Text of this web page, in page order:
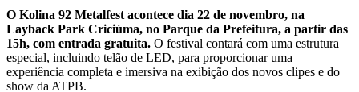
O Kolina 92 Metalfest acontece dia 22 de novembro, na
Layback Park Criciúma, no Parque da Prefeitura, a partir das
15h, com entrada gratuita. O festival contará com uma estrutura
especial, incluindo telão de LED, para proporcionar uma
experiência completa e imersiva na exibição dos novos clipes e do
show da ATPB.